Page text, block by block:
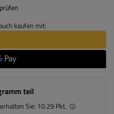
kaufen mit:
teil
Sie: 10.29 Pkt.